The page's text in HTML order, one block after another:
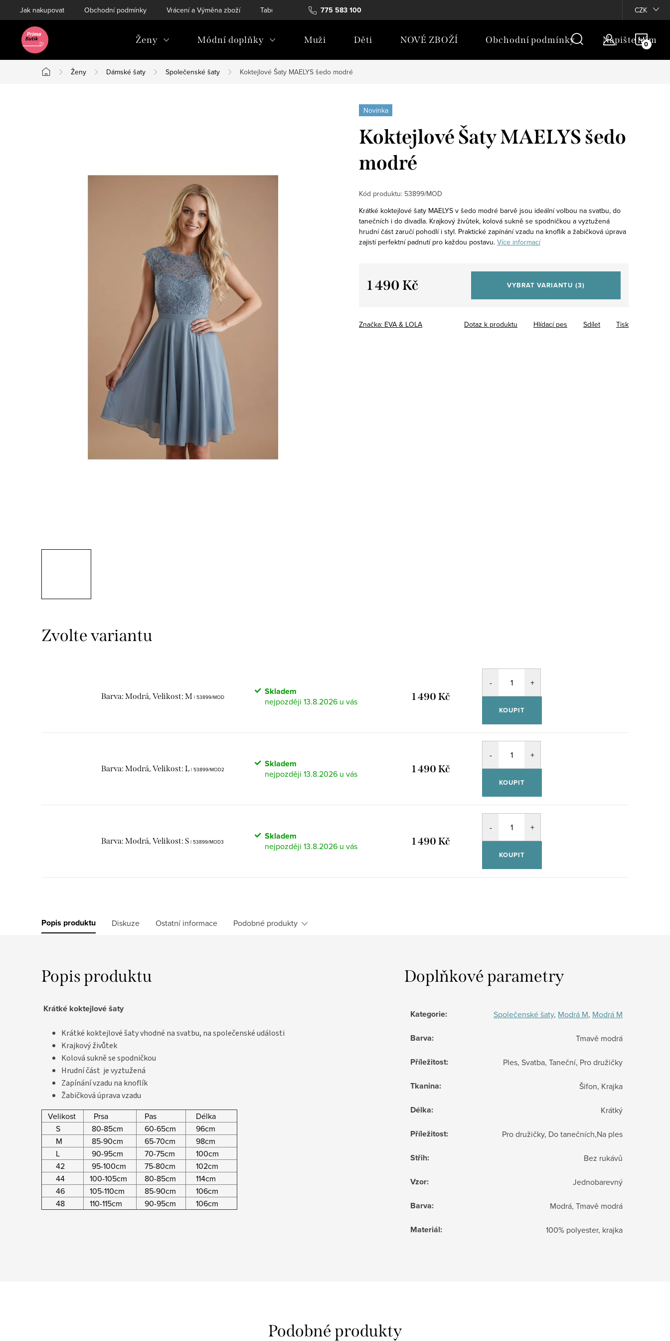
na
775 583 100
Jak nakupovat Obchodní podmínky Vrácení a Výměna zboží Tabulky velikostí Soubory Cookies CZK
Ženy Módní doplňky Muži Děti NOVÉ ZBOŽÍ Obchodní podmínky Napište nám
Domů
Ženy Dámské šaty Společenské šaty Koktejlové Šaty MAELYS šedo modré
Novinka
Koktejlové Šaty MAELYS šedo
modré
Kód produktu: 53899/MOD
Krátké koktejlové šaty MAELYS v šedo modré barvě jsou ideální volbou na svatbu, do
tanečních i do divadla. Krajkový živůtek, kolová sukně se spodničkou a vyztužená
hrudní část zaručí pohodlí i styl. Praktické zapínání vzadu na knoflík a žabičková úprava
zajistí perfektní padnutí pro každou postavu. Více informací
1 490 Kč VYBRAT VARIANTU (3)
Značka: EVA & LOLA Tisk
Dotaz k produktu Hlídací pes Sdílet
Barva: Modrá, Velikost: M | 53899/MOD Skladem
13.8.2026 1 490 Kč
KOUPIT
Barva: Modrá, Velikost: L | 53899/MOD2 Skladem
13.8.2026 1 490 Kč
KOUPIT
Barva: Modrá, Velikost: S | 53899/MOD3 Skladem
13.8.2026 1 490 Kč
KOUPIT
Popis produktu Diskuze Ostatní informace Podobné produkty
Popis produktu
Krátké koktejlové šaty
Krátké koktejlové šaty vhodné na svatbu, na společenské události
Krajkový živůtek
Kolová sukně se spodničkou
Hrudní část je vyztužená
Zapínání vzadu na knoflík
Žabičková úprava vzadu
Velikost
Prsa Pas
Délka
S
80-85cm 60-65cm
96cm
M
85-90cm 65-70cm
98cm
L
90-95cm 70-75cm
100cm
42
95-100cm 75-80cm
102cm
44
100-105cm 80-85cm
114cm
46
105-110cm 85-90cm
106cm
48
110-115cm 90-95cm 106cm
Doplňkové parametry
Kategorie: Společenské šaty, Modrá M, Modrá M
Barva: Tmavě modrá
Příležitost: Ples, Svatba, Taneční, Pro družičky
Tkanina: Šifon, Krajka
Délka: Krátký
Příležitost: Pro družičky, Do tanečních,Na ples
Střih: Bez rukávů
Vzor: Jednobarevný
Barva: Modrá, Tmavě modrá
Materiál: 100% polyester, krajka